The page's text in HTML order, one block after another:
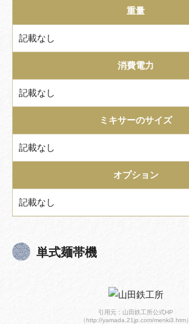
重量
記載なし
消費電力
記載なし
ミキサーのサイズ
記載なし
オプション
記載なし
単式麺帯機
引用元：山田鉄工所公式HP
（http://yamada.21jp.com/menki3.htm）